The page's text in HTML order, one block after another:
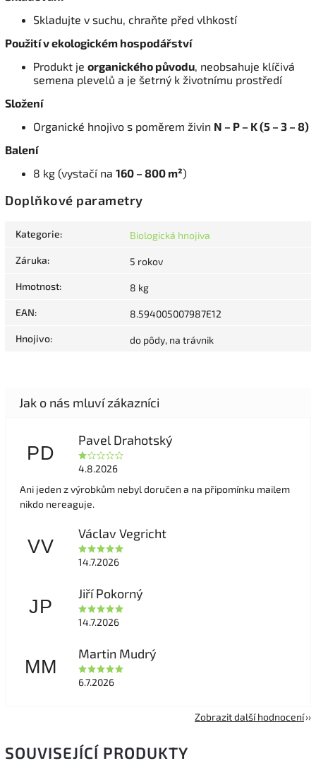
Skladujte v suchu, chraňte před vlhkostí
Použití v ekologickém hospodářství
Produkt je organického původu, neobsahuje klíčivá
semena plevelů a je šetrný k životnímu prostředí
Složení
Organické hnojivo s poměrem živin N – P – K (5 – 3 – 8)
Balení
8 kg (vystačí na 160 – 800 m²)
Doplňkové parametry
Kategorie: Biologická hnojiva
Záruka: 5 rokov
Hmotnost: 8 kg
EAN: 8.594005007987E12
Hnojivo: do pôdy, na trávnik
PD
Pavel Drahotský
4.8.2026
Ani jeden z výrobkům nebyl doručen a na připomínku mailem
nikdo nereaguje.
VV
Václav Vegricht
14.7.2026
JP
Jiří Pokorný
14.7.2026
MM
Martin Mudrý
6.7.2026
Zobrazit další hodnocení
SOUVISEJÍCÍ PRODUKTY